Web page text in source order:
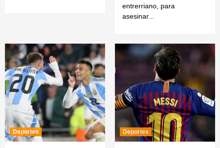
entrerriano, para
asesinar...
Deportes Deportes